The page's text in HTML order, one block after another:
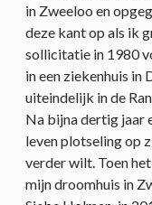
in Zweeloo en
deze kant op als ik
sollicitatie in 1980
in een ziekenhuis in
uiteindelijk in de
Na bijna dertig jaar
leven plotseling op
verder wilt. Toen
mijn droomhuis in